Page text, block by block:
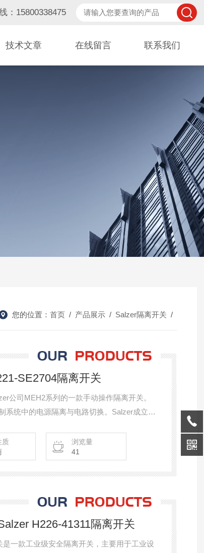
：15800338475
技术文章 在线留言 联系我们
您的位置： 首页 / 产品展示 / Salzer隔离开关 /
SE2704隔离开关
公司MEH2系列的一款手动操作隔离开关。
系统中的电源隔离与电路切换。Salzer成立于
质
浏览量
41
H226-41311隔离开关
一款工业级安全隔离开关，主要用于工业设